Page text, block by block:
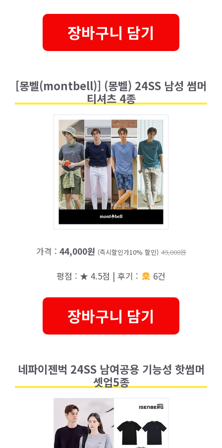
장바구니 담기
[몽벨(montbell)] (몽벨) 24SS 남성 썸머
티셔츠 4종
가격 : 44,000원 (즉시할인가10% 할인) 49,000원
평점 : ★ 4.5점 | 후기 : 6건
장바구니 담기
네파이젠벅 24SS 남여공용 기능성 핫썸머
셋업5종